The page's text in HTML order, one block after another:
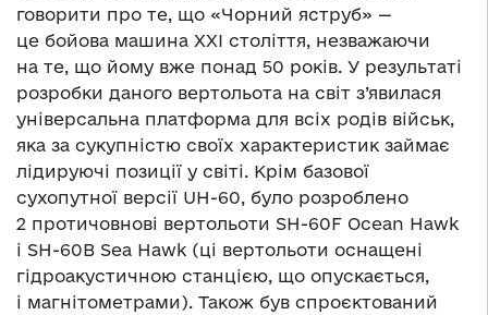
говорити про те, що «Чорний яструб» —
це бойова машина ХХI століття, незважаючи
на те, що йому вже понад 50 років. У результаті
розробки даного вертольота на світ з’явилася
універсальна платформа для всіх родів військ,
яка за сукупністю своїх характеристик займає
лідируючі позиції у світі. Крім базової
сухопутної версії UH-60, було розроблено
2 протичовнові вертольоти SH-60F Ocean Hawk
і SH-60B Sea Hawk (ці вертольоти оснащені
гідроакустичною станцією, що опускається,
і магнітометрами). Також був спроєктований